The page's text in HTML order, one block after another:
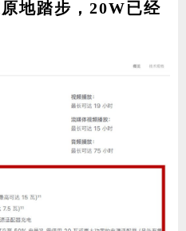
地踏步，20W已经